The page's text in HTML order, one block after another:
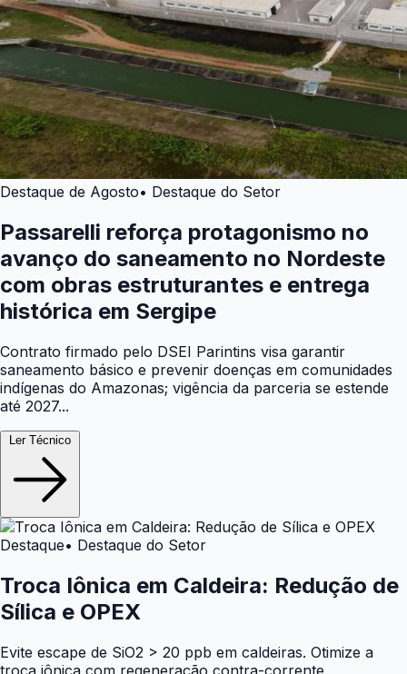
Destaque de Agosto• Destaque do Setor
Passarelli reforça protagonismo no
avanço do saneamento no Nordeste
com obras estruturantes e entrega
histórica em Sergipe
Contrato firmado pelo DSEI Parintins visa garantir
saneamento básico e prevenir doenças em comunidades
indígenas do Amazonas; vigência da parceria se estende
até 2027...
Ler Técnico
Destaque• Destaque do Setor
Troca Iônica em Caldeira: Redução de
Sílica e OPEX
Evite escape de SiO2 > 20 ppb em caldeiras. Otimize a
troca iônica com regeneração contra-corrente,